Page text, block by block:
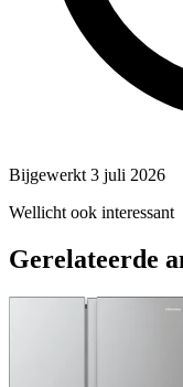
Bijgewerkt 3 juli 2026
Wellicht ook interessant
Gerelateerde